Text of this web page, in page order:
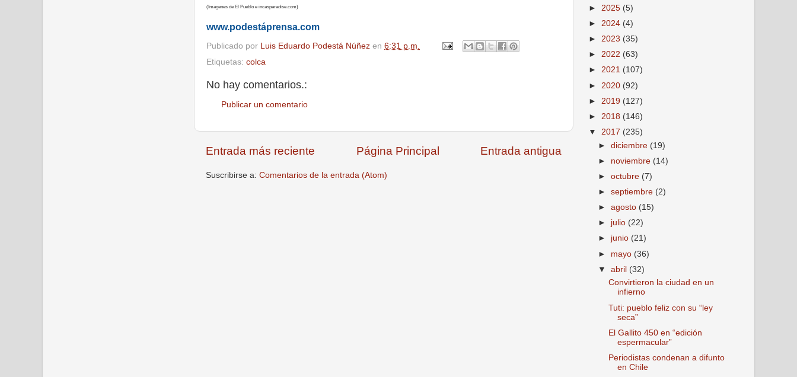
(Imágenes de El Pueblo e incasparadise.com)
www.podestáprensa.com
Publicado por Luis Eduardo Podestá Núñez en 6:31 p.m.
Etiquetas: colca
No hay comentarios.:
Publicar un comentario
Entrada más reciente Entrada antigua
Página Principal
Suscribirse a: Comentarios de la entrada (Atom)
► 2025 (5)
► 2024 (4)
► 2023 (35)
► 2022 (63)
► 2021 (107)
► 2020 (92)
► 2019 (127)
► 2018 (146)
▼ 2017 (235)
►diciembre (19)
► noviembre (14)
►octubre (7)
►septiembre (2)
►agosto (15)
► julio (22)
► junio (21)
► mayo (36)
▼abril (32)
Convirtieron la ciudad en un
infierno
Tuti: pueblo feliz con su “ley
seca”
El Gallito 450 en “edición
espermacular”
Periodistas condenan a difunto
en Chile